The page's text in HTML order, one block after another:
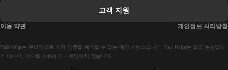
마드리드-리스본 열차
Rail Ninja는 온라인으로 기차 티켓을 예약할 수 있는 예약 서비스입니다. Rail Ninja는 철도 운송업체
가 아니며, 기차를 소유하거나 운영하지 않습니다.
고객 지원
이용 약관 개인정보 처리방침